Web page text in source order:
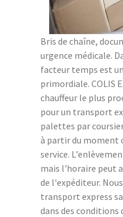
Bris de chaîne,
urgence médicale.
facteur temps est
primordiale. COLIS
chauffeur le plus
pour un transport
palettes par
à partir du moment
service.
mais l'horaire peut
de l'expéditeur.
transport express
dans des conditions